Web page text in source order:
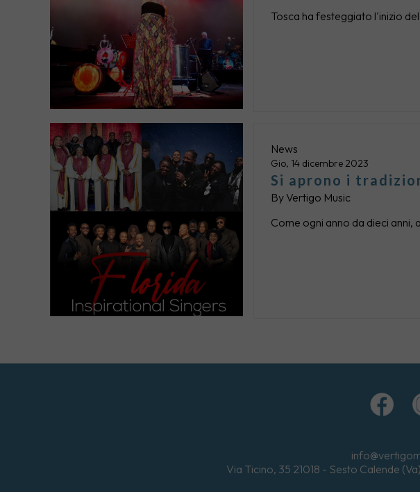
Tosca ha festeggiato l'inizio
News
Gio, 14 dicembre 2023
Si aprono i
By Vertigo Music
Come ogni anno da dieci anni,
Via Ticino, 35 21018 - Sesto Calende (Va)